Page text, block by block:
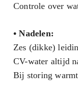
Controle over
• Nadelen:
Zes (dikke)
CV-water altijd
Bij storing